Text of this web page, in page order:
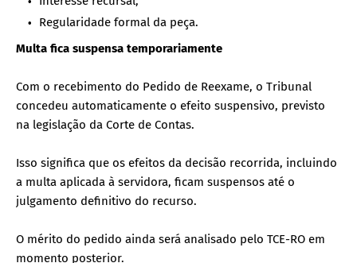
Regularidade formal da peça.
Multa fica suspensa temporariamente
Com o recebimento do Pedido de Reexame, o Tribunal
concedeu automaticamente o efeito suspensivo, previsto
na legislação da Corte de Contas.
Isso significa que os efeitos da decisão recorrida, incluindo
a multa aplicada à servidora, ficam suspensos até o
julgamento definitivo do recurso.
O mérito do pedido ainda será analisado pelo TCE-RO em
momento posterior.